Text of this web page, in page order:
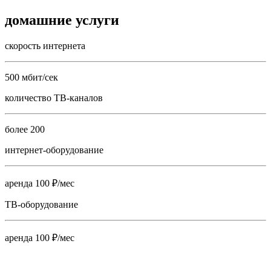
домашние услуги
скорость интернета
500 мбит/сек
количество ТВ-каналов
более 200
интернет-оборудование
аренда 100 ₽/мес
ТВ-оборудование
аренда 100 ₽/мес